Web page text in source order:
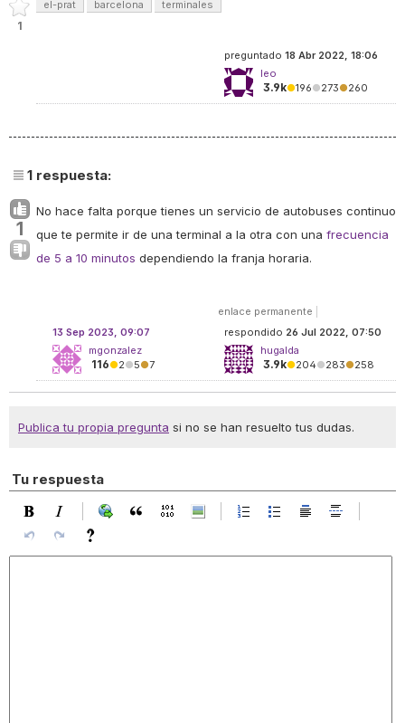
1
el-prat barcelona terminales
preguntado 18 Abr 2022, 18:06
leo
3.9k●196●273●260
1 respuesta:
1
No hace falta porque tienes un servicio de autobuses continuo
que te permite ir de una terminal a la otra con una frecuencia
de 5 a 10 minutos dependiendo la franja horaria.
enlace permanente
respondido 26 Jul 2022, 07:50
hugalda
3.9k●204●283●258
13 Sep 2023, 09:07
mgonzalez
116●2●5●7
Publica tu propia pregunta si no se han resuelto tus dudas.
Tu respuesta